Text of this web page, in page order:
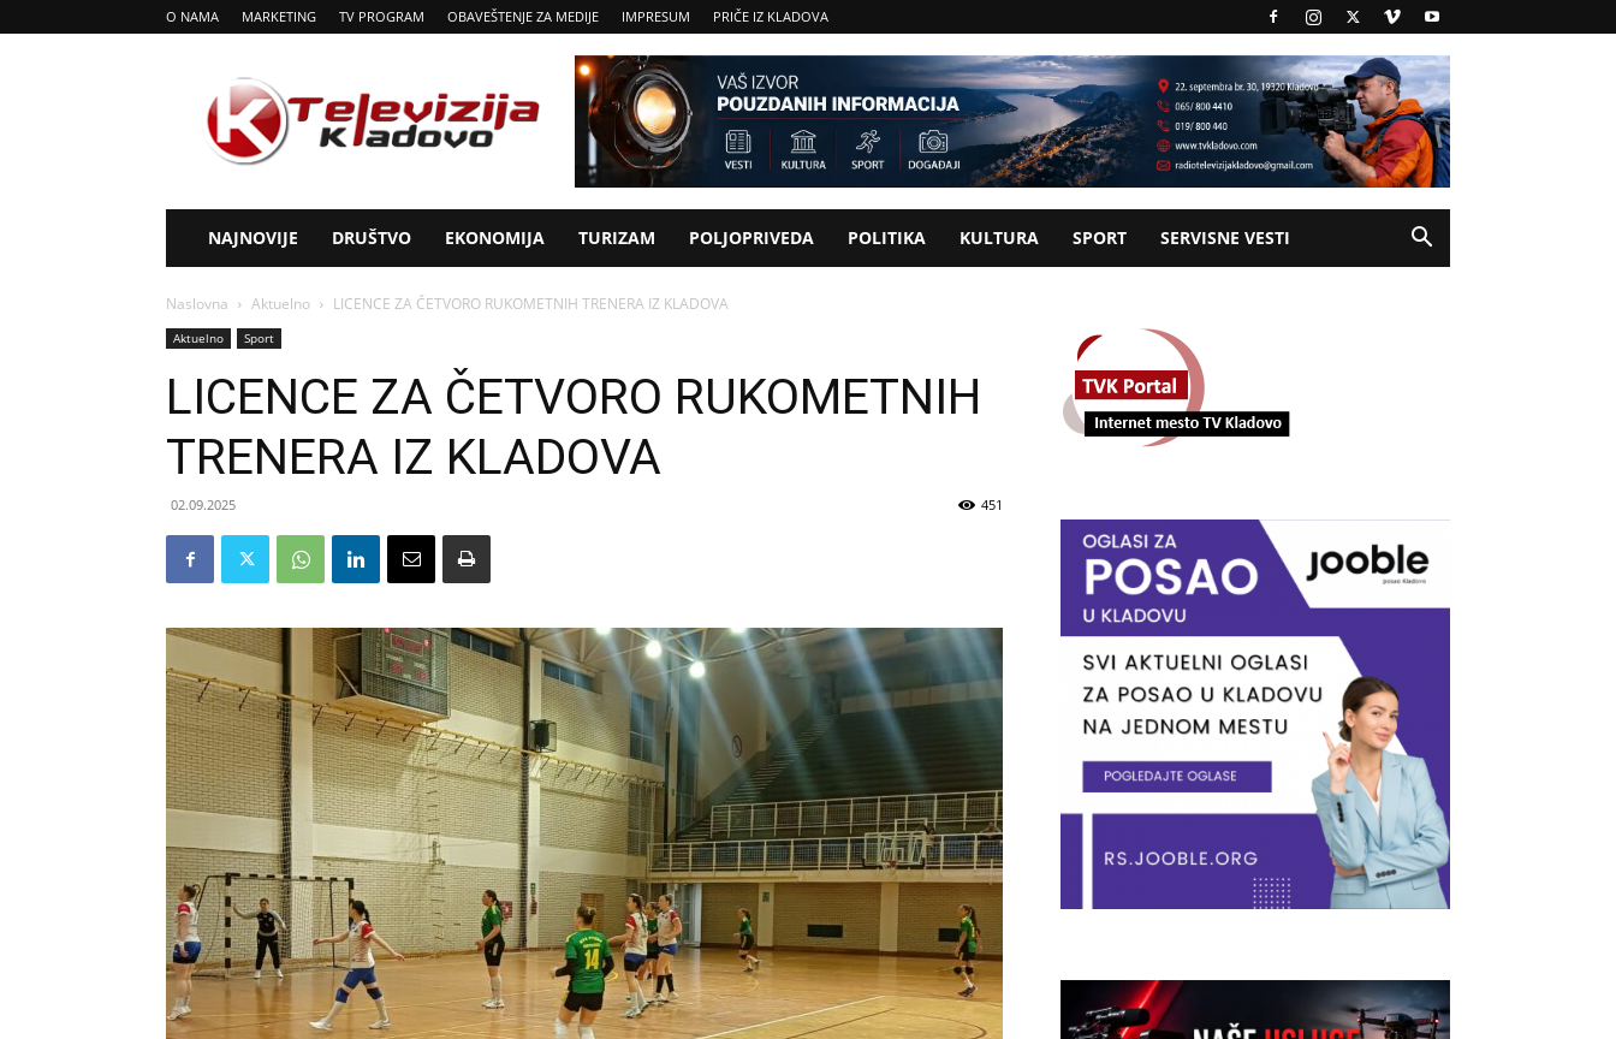
O NAMA MARKETING TV PROGRAM OBAVEŠTENJE ZA MEDIJE IMPRESUM PRIČE IZ KLADOVA
Tv
Kladovo
NAJNOVIJE DRUŠTVO EKONOMIJA TURIZAM POLJOPRIVEDA POLITIKA KULTURA SPORT SERVISNE VESTI
Naslovna Aktuelno LICENCE ZA ČETVORO RUKOMETNIH TRENERA IZ KLADOVA
Aktuelno Sport
LICENCE ZA ČETVORO RUKOMETNIH
TRENERA IZ KLADOVA
02.09.2025 451